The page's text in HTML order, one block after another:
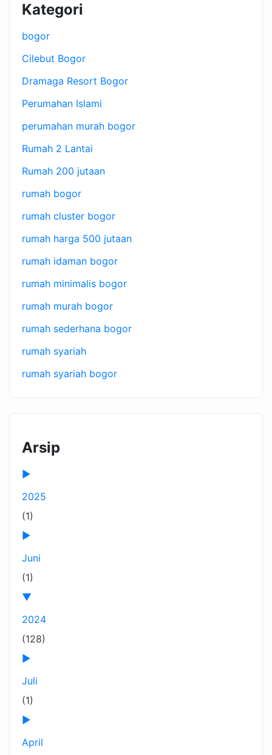
Kategori
bogor
Cilebut Bogor
Dramaga Resort Bogor
Perumahan Islami
perumahan murah bogor
Rumah 2 Lantai
Rumah 200 jutaan
rumah bogor
rumah cluster bogor
rumah harga 500 jutaan
rumah idaman bogor
rumah minimalis bogor
rumah murah bogor
rumah sederhana bogor
rumah syariah
rumah syariah bogor
Arsip
►
2025
(1)
►
Juni
(1)
▼
2024
(128)
►
Juli
(1)
►
April